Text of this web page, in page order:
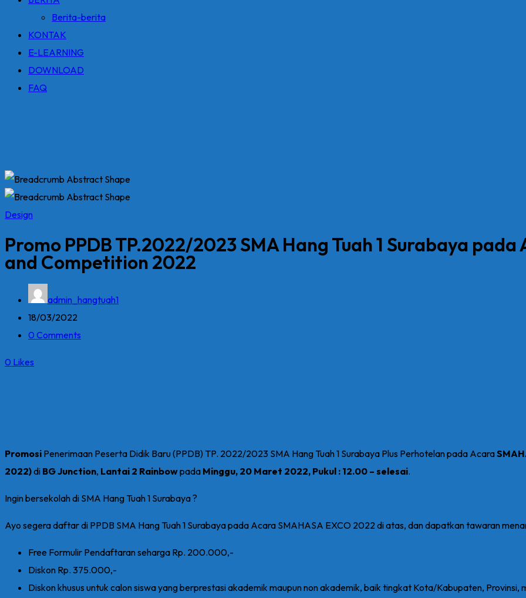
Berita-berita
KONTAK
E-LEARNING
DOWNLOAD
FAQ
Design
Promo PPDB TP.2022/2023 SMA Hang Tuah 1 Surabaya
and Competition 2022
admin_hangtuah1
18/03/2022
0 Comments
0 Likes
Promosi Penerimaan Peserta Didik Baru (PPDB) TP. 2022/2023 SMA Hang Tuah 1 Surabaya Plus Perhotelan pada Acara
2022)di BG Junction, Lantai 2 Rainbowpada Minggu, 20 Maret 2022, Pukul : 12.00 – selesai.
Ingin bersekolah di SMA Hang Tuah 1 Surabaya ?
Ayo segera daftar di PPDB SMA Hang Tuah 1 Surabaya pada Acara SMAHASA EXCO 2022 di atas, dan dapatkan tawaran
Free Formulir Pendaftaran seharga Rp. 200.000,-
Diskon Rp. 375.000,-
Diskon khusus untuk calon siswa yang berprestasi akademik maupun non akademik, baik tingkat Kota/Kabupaten, Provinsi,